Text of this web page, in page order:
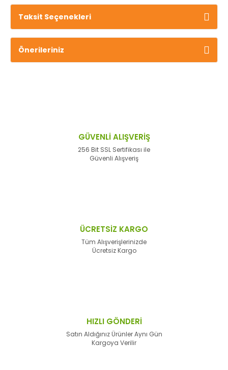
Taksit Seçenekleri
Önerileriniz
GÜVENLİ ALIŞVERİŞ
256 Bit SSL Sertifikası ile
Güvenli Alışveriş
ÜCRETSİZ KARGO
Tüm Alışverişlerinizde
Ücretsiz Kargo
HIZLI GÖNDERİ
Satın Aldığınız Ürünler Aynı Gün
Kargoya Verilir